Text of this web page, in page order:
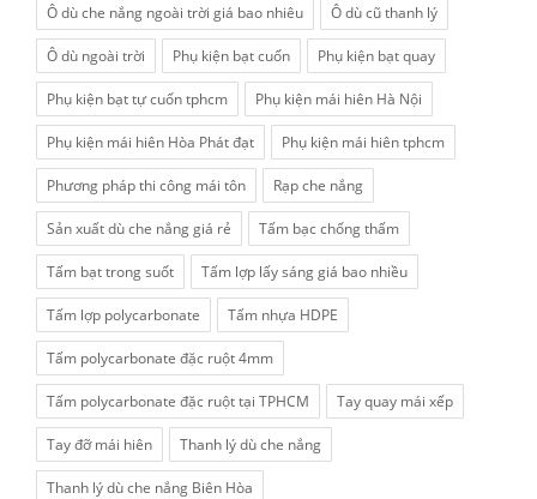
Ô dù che nắng ngoài trời giá bao nhiêu Ô dù cũ thanh lý
Ô dù ngoài trời Phụ kiện bạt cuốn Phụ kiện bạt quay
Phụ kiện bạt tự cuốn tphcm Phụ kiện mái hiên Hà Nội
Phụ kiện mái hiên Hòa Phát đạt Phụ kiện mái hiên tphcm
Phương pháp thi công mái tôn Rạp che nắng
Sản xuất dù che nắng giá rẻ Tấm bạc chống thấm
Tấm bạt trong suốt Tấm lợp lấy sáng giá bao nhiều
Tấm lợp polycarbonate Tấm nhựa HDPE
Tấm polycarbonate đặc ruột 4mm
Tấm polycarbonate đặc ruột tại TPHCM Tay quay mái xếp
Tay đỡ mái hiên Thanh lý dù che nắng
Thanh lý dù che nắng Biên Hòa